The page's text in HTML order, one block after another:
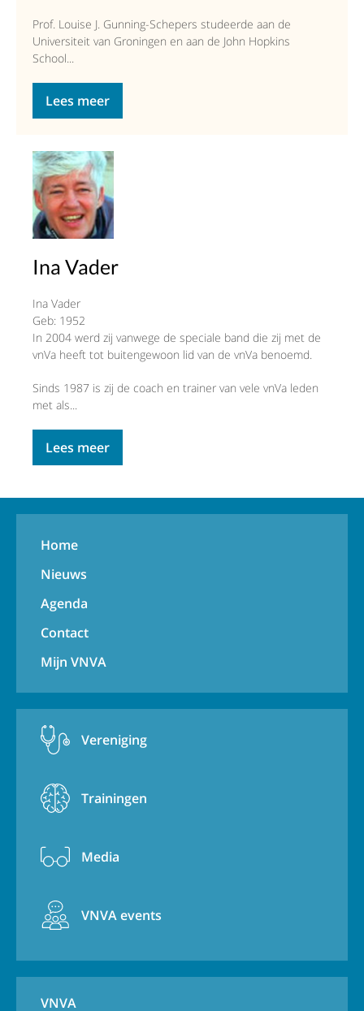
Prof. Louise J. Gunning-Schepers studeerde aan de
Universiteit van Groningen en aan de John Hopkins
School...
Lees meer
Ina Vader
Ina Vader
Geb: 1952
In 2004 werd zij vanwege de speciale band die zij met de
vnVa heeft tot buitengewoon lid van de vnVa benoemd.
Sinds 1987 is zij de coach en trainer van vele vnVa leden
met als...
Lees meer
Home
Nieuws
Agenda
Contact
Mijn VNVA
Vereniging
Trainingen
Media
VNVA events
VNVA